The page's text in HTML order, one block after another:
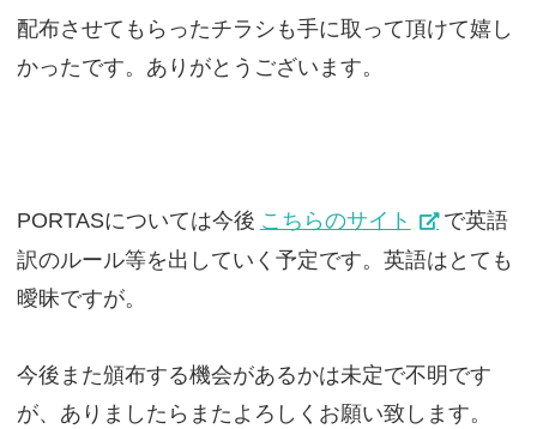
配布させてもらったチラシも手に取って頂けて嬉し
かったです。ありがとうございます。
PORTASについては今後 こちらのサイト
で英語
訳のルール等を出していく予定です。英語はとても
曖昧ですが。
今後また頒布する機会があるかは未定で不明です
が、ありましたらまたよろしくお願い致します。